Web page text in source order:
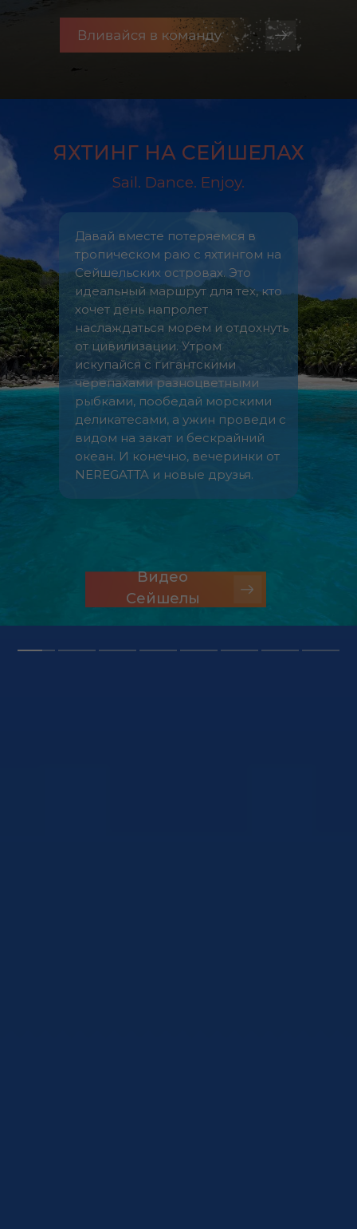
Sail. Dance. Enjoy.
Давай вместе потеряемся в
тропическом раю с яхтингом на
Сейшельских островах. Это
идеальный маршрут для тех, кто
хочет день напролет
наслаждаться морем и отдохнуть
от цивилизации. Утром
искупайся с гигантскими
черепахами разноцветными
рыбками, пообедай морскими
деликатесами, а ужин проведи с
видом на закат и бескрайний
океан. И конечно, вечеринки от
NEREGATTA и новые друзья.
ЯХТИНГ НА СЕЙШЕЛАХ
Видео
Сейшелы